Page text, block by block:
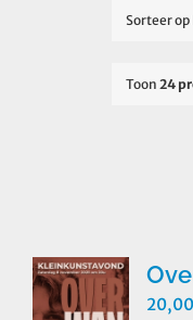
Sorteer op
Toon 24
20,00